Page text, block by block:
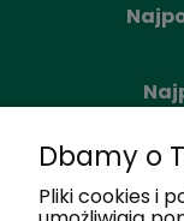
Dbamy o
Pliki cookies i